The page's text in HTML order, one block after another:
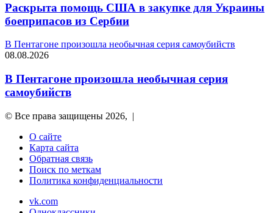
Раскрыта помощь США в закупке для Украины
боеприпасов из Сербии
В Пентагоне произошла необычная серия самоубийств
08.08.2026
В Пентагоне произошла необычная серия
самоубийств
© Все права защищены 2026, |
О сайте
Карта сайта
Обратная связь
Поиск по меткам
Политика конфиденциальности
vk.com